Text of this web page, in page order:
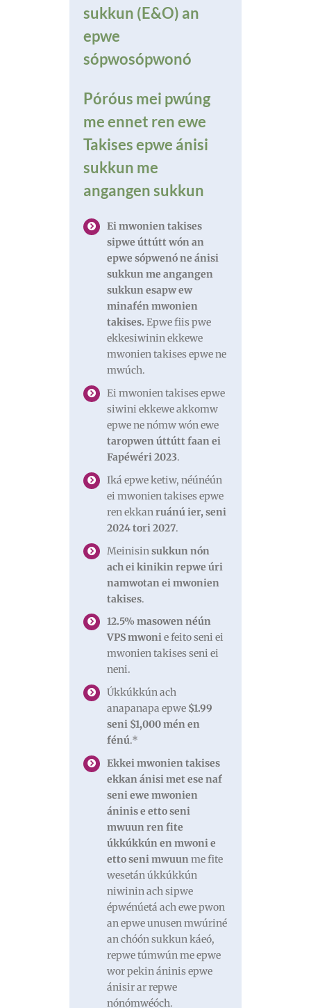
sukkun (E&O) an
epwe
sópwosópwonó
Póróus mei pwúng
me ennet ren ewe
Takises epwe ánisi
sukkun me
angangen sukkun
Ei mwonien takises
sipwe úttútt wón an
epwe sópwenó ne ánisi
sukkun me angangen
sukkun esapw ew
minafén mwonien
takises. Epwe fiis pwe
ekkesiwinin ekkewe
mwonien takises epwe ne
mwúch.
Ei mwonien takises epwe
siwini ekkewe akkomw
epwe ne nómw wón ewe
taropwen úttútt faan ei
Fapéwéri 2023.
Iká epwe ketiw, néúnéún
ei mwonien takises epwe
ren ekkanruánú ier, seni
2024 tori 2027.
Meinisinsukkun nón
ach ei kinikin repwe úri
namwotan ei mwonien
takises.
12.5% masowen néún
VPS mwonie feito seni ei
mwonien takises seni ei
neni.
Úkkúkkún ach
anapanapa epwe $1.99
seni $1,000 mén en
fénú.*
Ekkei mwonien takises
ekkan ánisi met ese naf
seni ewe mwonien
áninis e etto seni
mwuun ren fite
úkkúkkún en mwoni e
etto seni mwuunme fite
wesetán úkkúkkún
niwinin ach sipwe
épwénúetá ach ewe pwon
an epwe unusen mwúriné
an chóón sukkun káeó,
repwe túmwún me epwe
wor pekin áninis epwe
ánisir ar repwe
nónómwéóch.